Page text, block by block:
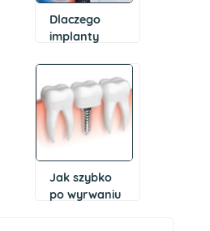
Dlaczego
implanty
Jak szybko
po wyrwaniu